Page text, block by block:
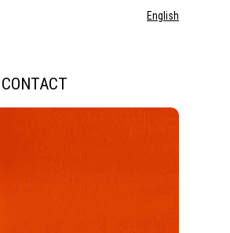
CONTACT
English